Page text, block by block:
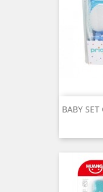
BABY